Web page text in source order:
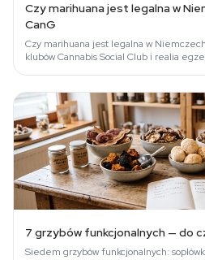
Czy marihuana jest legalna w
CanG
Czy marihuana jest legalna w
klubów Cannabis Social Club i realia
7 grzybów funkcjonalnych — do
Siedem grzybów funkcjonalnych: